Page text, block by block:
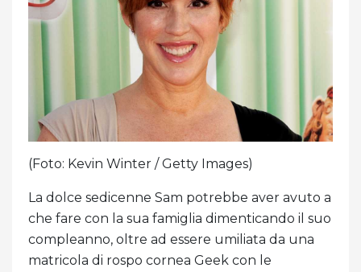
(Foto: Kevin Winter / Getty Images)
La dolce sedicenne Sam potrebbe aver avuto a
che fare con la sua famiglia dimenticando il suo
compleanno, oltre ad essere umiliata da una
matricola di rospo cornea Geek con le